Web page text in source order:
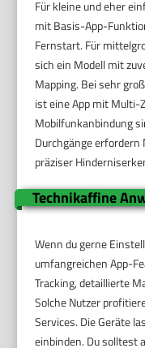
Für kleine und eher
mit Basis-App-
Fernstart. Für
sich ein Modell mit
Mapping. Bei sehr
ist eine App mit
Mobilfunkanbindung
Durchgänge
präziser
Technikaffine
Wenn du gerne
umfangreichen App-
Tracking, detaillierte
Solche Nutzer
Services. Die Geräte
einbinden. Du solltest